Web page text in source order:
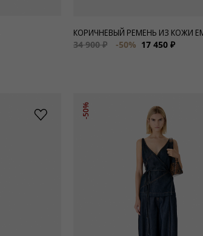
КОРИЧНЕВЫЙ РЕМЕНЬ ИЗ КОЖИ
34 900 ₽
-50% 17 450 ₽
-50%